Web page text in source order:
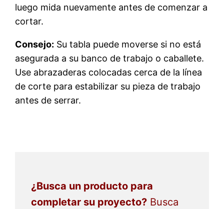
luego mida nuevamente antes de comenzar a
cortar.
Consejo: Su tabla puede moverse si no está
asegurada a su banco de trabajo o caballete.
Use abrazaderas colocadas cerca de la línea
de corte para estabilizar su pieza de trabajo
antes de serrar.
¿Busca un producto para
completar su proyecto? Busca